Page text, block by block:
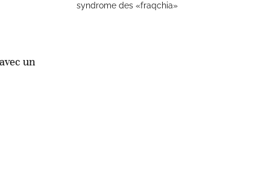
un
syndrome des «fraqchia»